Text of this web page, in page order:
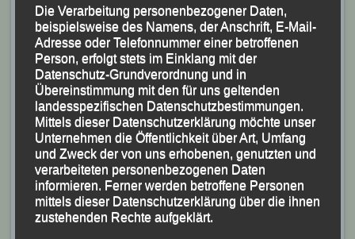
entsprechender Operation gab Mario Bernhardt bei
diesen Meisterschaften schon wieder sein Wettkampf-
Debüt und kam nach 1:20:22 Stunden auf Platz 184 ins
Ziel.
In der Männer-Mannschaftswertung, die LG-Telis
Finanz Regensburg nicht zu schlagen war, belegte das
LG-Team Platz 29.
Die Verarbeitung personenbezogener Daten,
beispielsweise des Namens, der Anschrift, E-Mail-
Adresse oder Telefonnummer einer betroffenen
Person, erfolgt stets im Einklang mit der
Datenschutz-Grundverordnung und in
Übereinstimmung mit den für uns geltenden
landesspezifischen Datenschutzbestimmungen.
Mittels dieser Datenschutzerklärung möchte unser
Unternehmen die Öffentlichkeit über Art, Umfang
und Zweck der von uns erhobenen, genutzten und
verarbeiteten personenbezogenen Daten
informieren. Ferner werden betroffene Personen
mittels dieser Datenschutzerklärung über die ihnen
zustehenden Rechte aufgeklärt.